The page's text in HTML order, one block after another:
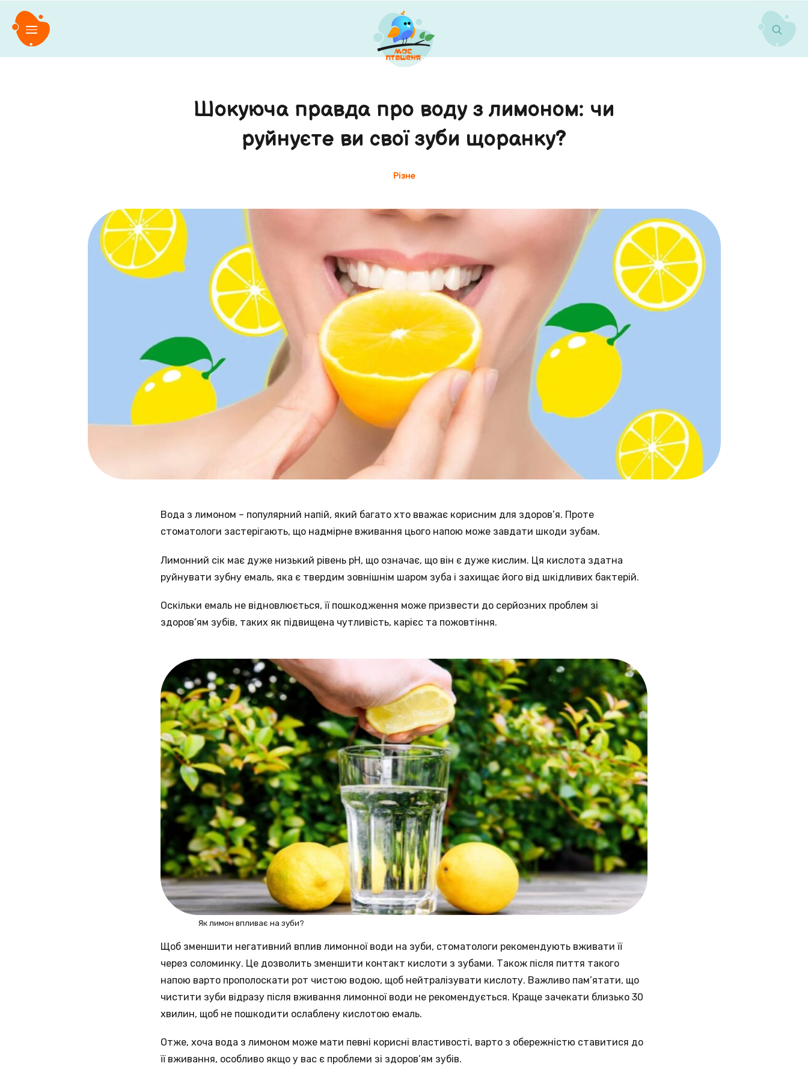
Шокуюча правда про воду з лимоном: чи
руйнуєте ви свої зуби щоранку?
Різне
Вода з лимоном – популярний напій, який багато хто вважає корисним для здоров’я. Проте
стоматологи застерігають, що надмірне вживання цього напою може завдати шкоди зубам.
Лимонний сік має дуже низький рівень pH, що означає, що він є дуже кислим. Ця кислота здатна
руйнувати зубну емаль, яка є твердим зовнішнім шаром зуба і захищає його від шкідливих бактерій.
Оскільки емаль не відновлюється, її пошкодження може призвести до серйозних проблем зі
здоров’ям зубів, таких як підвищена чутливість, карієс та пожовтіння.
Як лимон впливає на зуби?
Щоб зменшити негативний вплив лимонної води на зуби, стоматологи рекомендують вживати її
через соломинку. Це дозволить зменшити контакт кислоти з зубами. Також після пиття такого
напою варто прополоскати рот чистою водою, щоб нейтралізувати кислоту. Важливо пам’ятати, що
чистити зуби відразу після вживання лимонної води не рекомендується. Краще зачекати близько 30
хвилин, щоб не пошкодити ослаблену кислотою емаль.
Отже, хоча вода з лимоном може мати певні корисні властивості, варто з обережністю ставитися до
її вживання, особливо якщо у вас є проблеми зі здоров’ям зубів.